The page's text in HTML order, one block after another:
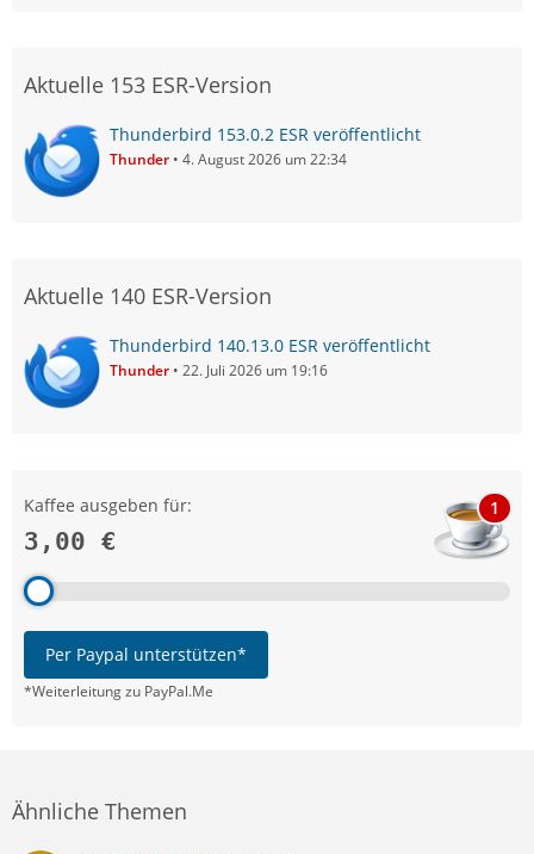
Aktuelle 153 ESR-Version
Thunderbird 153.0.2 ESR veröffentlicht
Thunder 4. August 2026 um 22:34
Aktuelle 140 ESR-Version
Thunderbird 140.13.0 ESR veröffentlicht
Thunder 22. Juli 2026 um 19:16
Kaffee ausgeben für:
3,00 €
1
Per Paypal unterstützen*
*Weiterleitung zu PayPal.Me
Ähnliche Themen